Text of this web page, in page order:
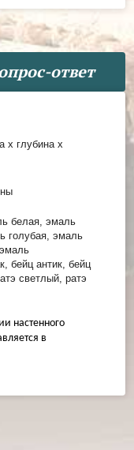
ответ
х глубина х
белая, эмаль
голубая, эмаль
бейц антик, бейц
светлый, ратэ
настенного
в